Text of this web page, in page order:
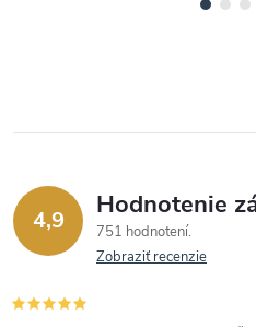
4,9 Hodnotenie
751 hodnotení
Zobraziť recenzie